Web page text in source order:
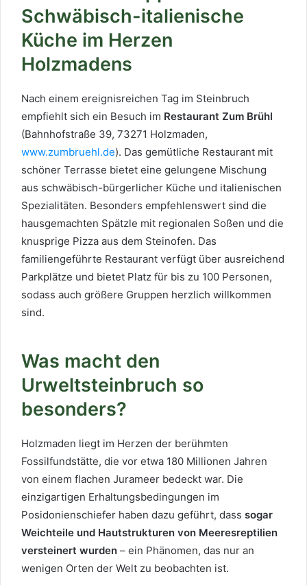
Schwäbisch-italienische
Küche im Herzen
Holzmadens
Nach einem ereignisreichen Tag im Steinbruch
empfiehlt sich ein Besuch im Restaurant Zum Brühl
(Bahnhofstraße 39, 73271 Holzmaden,
www.zumbruehl.de). Das gemütliche Restaurant mit
schöner Terrasse bietet eine gelungene Mischung
aus schwäbisch-bürgerlicher Küche und italienischen
Spezialitäten. Besonders empfehlenswert sind die
hausgemachten Spätzle mit regionalen Soßen und die
knusprige Pizza aus dem Steinofen. Das
familiengeführte Restaurant verfügt über ausreichend
Parkplätze und bietet Platz für bis zu 100 Personen,
sodass auch größere Gruppen herzlich willkommen
sind.
Was macht den
Urweltsteinbruch so
besonders?
Holzmaden liegt im Herzen der berühmten
Fossilfundstätte, die vor etwa 180 Millionen Jahren
von einem flachen Jurameer bedeckt war. Die
einzigartigen Erhaltungsbedingungen im
Posidonienschiefer haben dazu geführt, dass sogar
Weichteile und Hautstrukturen von Meeresreptilien
versteinert wurden – ein Phänomen, das nur an
wenigen Orten der Welt zu beobachten ist.